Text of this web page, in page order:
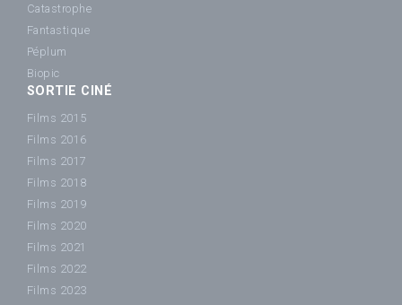
Catastrophe
Fantastique
Péplum
Biopic
SORTIE CINÉ
Films 2015
Films 2016
Films 2017
Films 2018
Films 2019
Films 2020
Films 2021
Films 2022
Films 2023